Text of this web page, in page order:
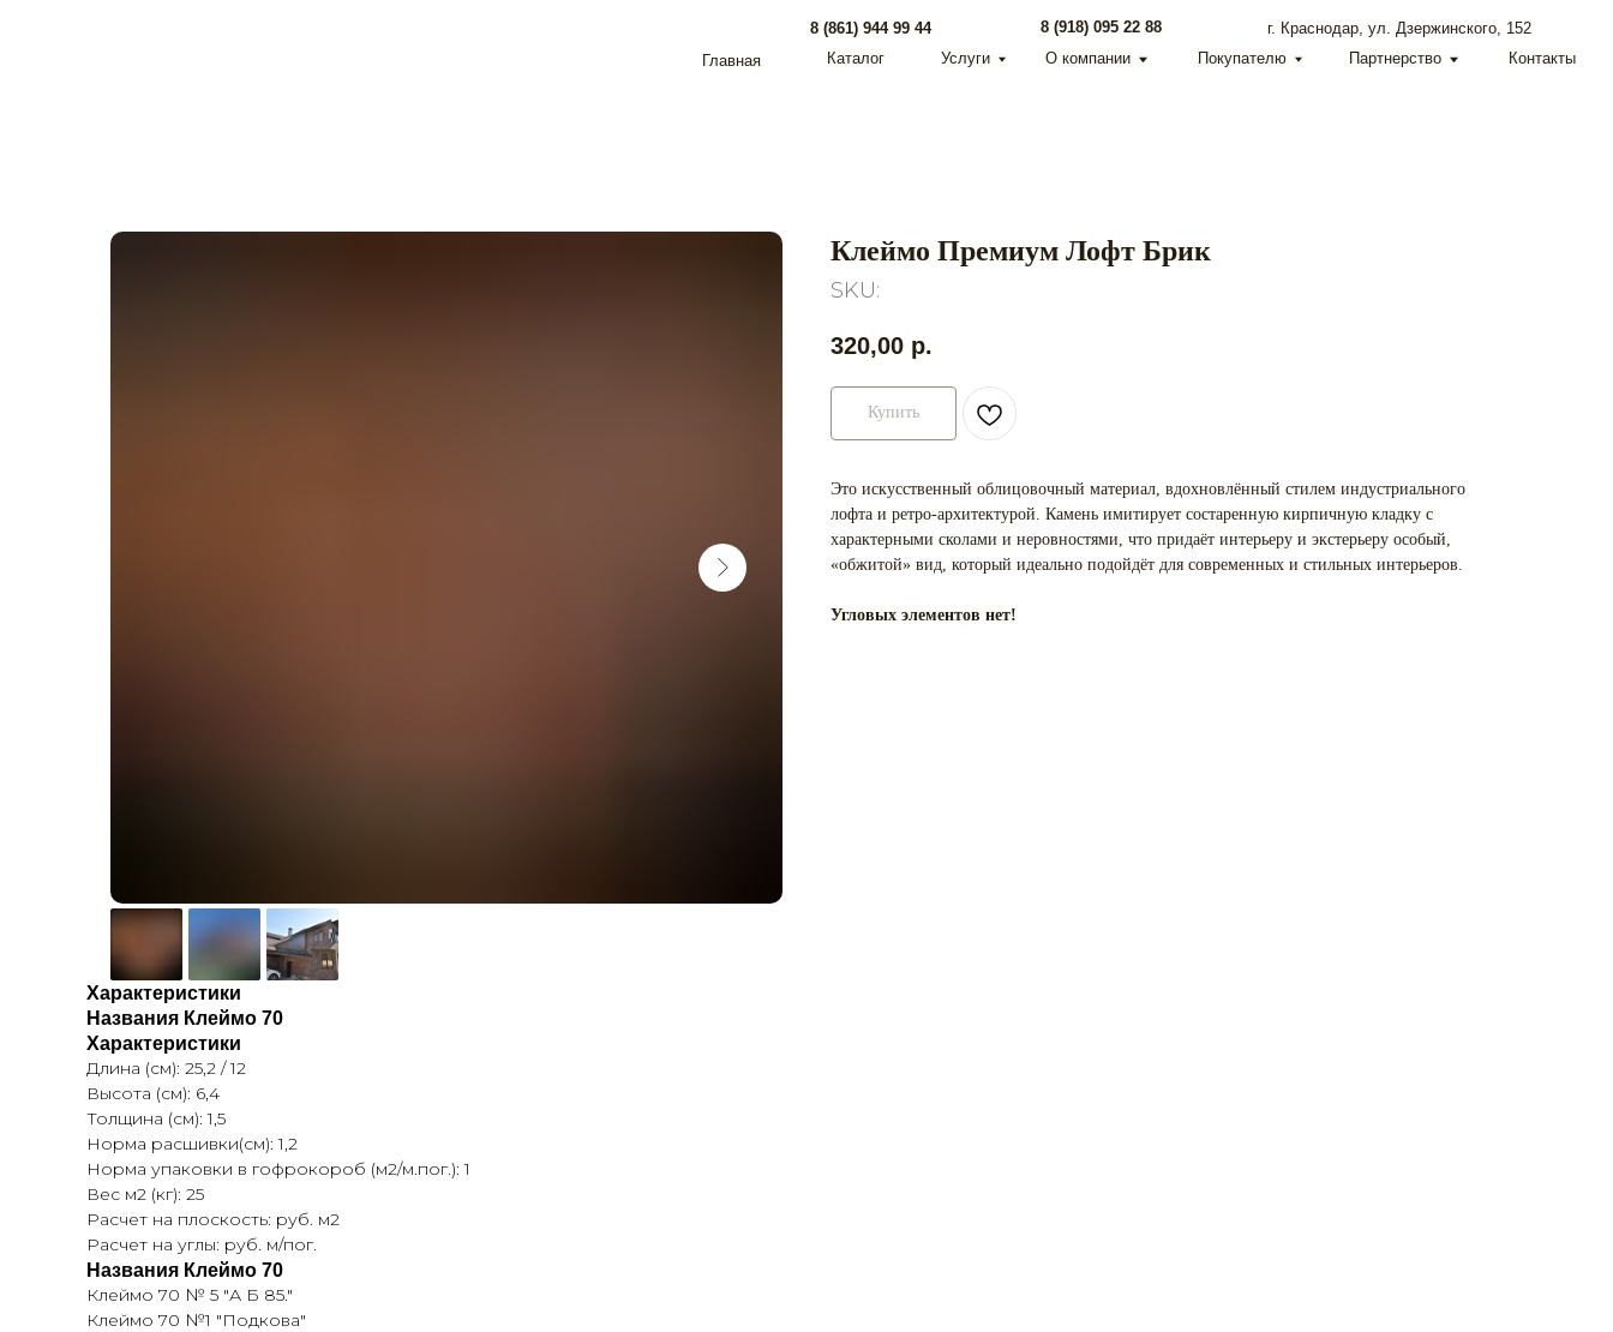
Контакты
Партнерство
Покупателю
О компании
Услуги
г. Краснодар, ул. Дзержинского, 152
8 (918) 095 22 88
8 (861) 944 99 44
Клеймо Премиум Лофт Брик
SKU:
320,00 р.
Купить
Это искусственный облицовочный материал, вдохновлённый стилем индустриального
лофта и ретро-архитектурой. Камень имитирует состаренную кирпичную кладку с
характерными сколами и неровностями, что придаёт интерьеру и экстерьеру особый,
«обжитой» вид, который идеально подойдёт для современных и стильных интерьеров.
Угловых элементов нет!
Характеристики
Названия Клеймо 70
Характеристики
Длина (см): 25,2 / 12
Высота (см): 6,4
Толщина (см): 1,5
Норма расшивки(см): 1,2
Норма упаковки в гофрокороб (м2/м.пог.): 1
Вес м2 (кг): 25
Расчет на плоскость: руб. м2
Расчет на углы: руб. м/пог.
Названия Клеймо 70
Клеймо 70 № 5 "А Б 85."
Клеймо 70 №1 "Подкова"